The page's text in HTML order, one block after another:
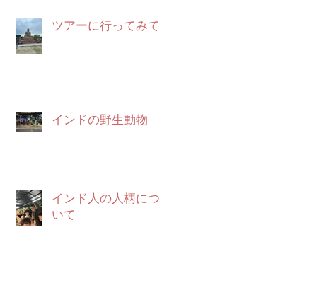
ツアーに行ってみて
インドの野生動物
インド人の人柄につ
いて